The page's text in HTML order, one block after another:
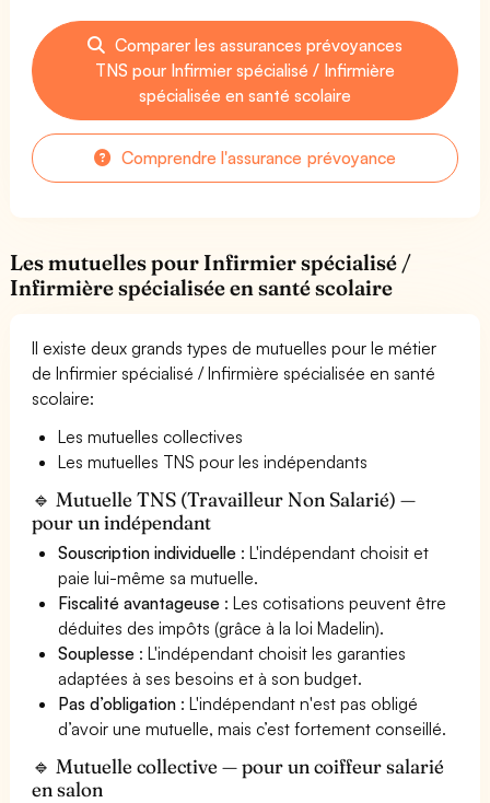
Comparer les assurances prévoyances
TNS pour Infirmier spécialisé / Infirmière
spécialisée en santé scolaire
Comprendre l'assurance prévoyance
Les mutuelles pour Infirmier spécialisé /
Infirmière spécialisée en santé scolaire
Il existe deux grands types de mutuelles pour le métier
de Infirmier spécialisé / Infirmière spécialisée en santé
scolaire:
Les mutuelles collectives
Les mutuelles TNS pour les indépendants
🔹 Mutuelle TNS (Travailleur Non Salarié) —
pour un indépendant
Souscription individuelle : L'indépendant choisit et
paie lui-même sa mutuelle.
Fiscalité avantageuse : Les cotisations peuvent être
déduites des impôts (grâce à la loi Madelin).
Souplesse : L'indépendant choisit les garanties
adaptées à ses besoins et à son budget.
Pas d’obligation : L'indépendant n'est pas obligé
d’avoir une mutuelle, mais c’est fortement conseillé.
🔹 Mutuelle collective — pour un coiffeur salarié
en salon